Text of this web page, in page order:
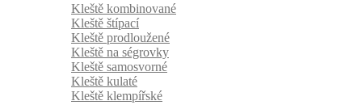
Kleště kombinované
Kleště štípací
Kleště prodloužené
Kleště na ségrovky
Kleště samosvorné
Kleště kulaté
Kleště klempířské